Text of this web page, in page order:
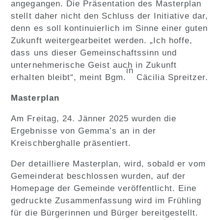
angegangen. Die Präsentation des Masterplan
stellt daher nicht den Schluss der Initiative dar,
denn es soll kontinuierlich im Sinne einer guten
Zukunft weitergearbeitet werden. „Ich hoffe,
dass uns dieser Gemeinschaftssinn und
unternehmerische Geist auch in Zukunft
erhalten bleibt“, meint Bgm.
in
Cäcilia Spreitzer.
Masterplan
Am Freitag, 24. Jänner 2025 wurden die
Ergebnisse von Gemma’s an in der
Kreischberghalle präsentiert.
Der detailliere Masterplan, wird, sobald er vom
Gemeinderat beschlossen wurden, auf der
Homepage der Gemeinde veröffentlicht. Eine
gedruckte Zusammenfassung wird im Frühling
für die Bürgerinnen und Bürger bereitgestellt.